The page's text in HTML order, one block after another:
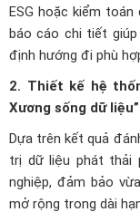
ESG hoặc kiểm
báo cáo chi tiết
định hướng đi phù
2. Thiết kế hệ
Xương sống dữ liệu”
Dựa trên kết quả
trị dữ liệu phát thải
nghiệp, đảm bảo
mở rộng trong dài